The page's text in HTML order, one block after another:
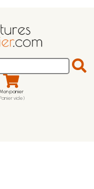
panier
vide)